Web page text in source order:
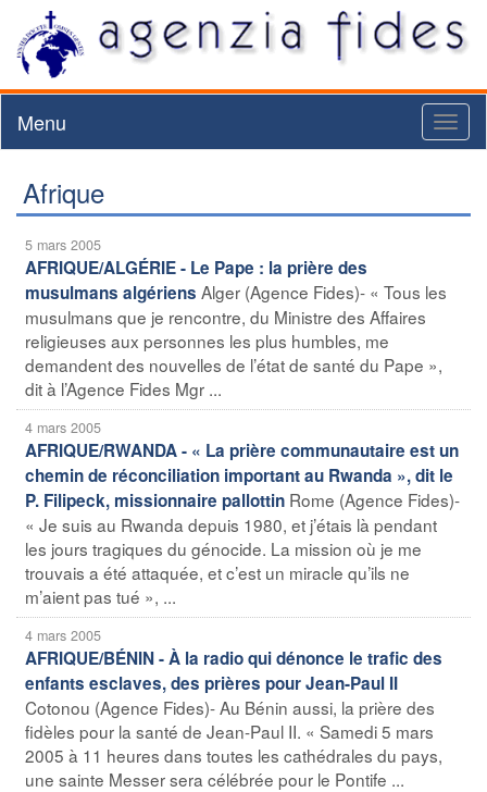
Menu
Afrique
5 mars 2005
AFRIQUE/ALGÉRIE - Le Pape : la prière des
musulmans algériens Alger (Agence Fides)- « Tous les
musulmans que je rencontre, du Ministre des Affaires
religieuses aux personnes les plus humbles, me
demandent des nouvelles de l’état de santé du Pape »,
dit à l’Agence Fides Mgr ...
4 mars 2005
AFRIQUE/RWANDA - « La prière communautaire est un
chemin de réconciliation important au Rwanda », dit le
P. Filipeck, missionnaire pallottin Rome (Agence Fides)-
« Je suis au Rwanda depuis 1980, et j’étais là pendant
les jours tragiques du génocide. La mission où je me
trouvais a été attaquée, et c’est un miracle qu’ils ne
m’aient pas tué », ...
4 mars 2005
AFRIQUE/BÉNIN - À la radio qui dénonce le trafic des
enfants esclaves, des prières pour Jean-Paul II
Cotonou (Agence Fides)- Au Bénin aussi, la prière des
fidèles pour la santé de Jean-Paul II. « Samedi 5 mars
2005 à 11 heures dans toutes les cathédrales du pays,
une sainte Messer sera célébrée pour le Pontife ...